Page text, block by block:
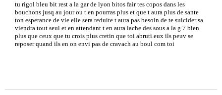
tu rigol bleu bit rest a la gar de lyon bitos fair tes copos dans les
bouchons jusq au jour ou t en pourras plus et que t aura plus de sante
ton esperance de vie elle sera reduite t aura pas besoin de te suicider sa
viendra tout seul et en attendant t en aura lache des sous a la g 7 bien
plus que ceux que tu crois plus cretin que toi abruti.eux ils peuv se
reposer quand ils en on envi pas de cravach au boul com toi